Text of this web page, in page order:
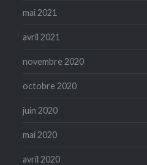
mai 2021
avril 2021
novembre 2020
octobre 2020
juin 2020
mai 2020
avril 2020